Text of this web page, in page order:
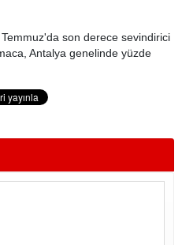
son derece sevindirici
Antalya genelinde yüzde